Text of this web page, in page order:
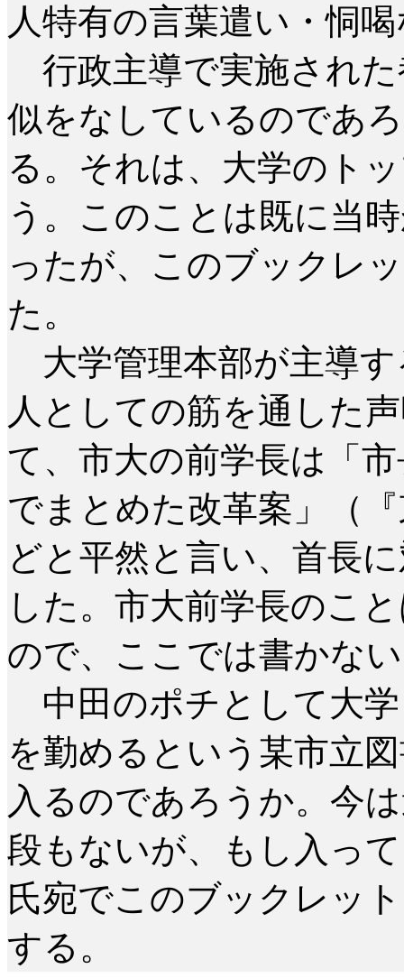
人特有の言葉遣い・恫
行政主導で実施された
似をなしているのであ
る。それは、大学のト
う。このことは既に当
ったが、このブックレ
た。
大学管理本部が主導す
人としての筋を通した
て、市大の前学長は「
でまとめた改革案」（
どと平然と言い、首長
した。市大前学長のこ
ので、ここでは書かな
中田のポチとして大
を勤めるという某市立
入るのであろうか。今
段もないが、もし入っ
氏宛でこのブックレッ
する。